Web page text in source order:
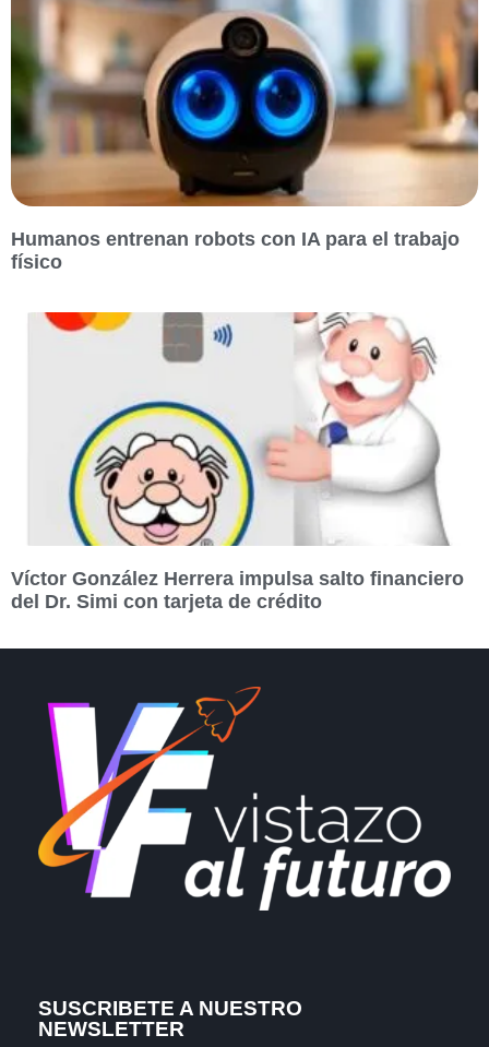
Humanos entrenan robots con IA para el trabajo
físico
Víctor González Herrera impulsa salto financiero
del Dr. Simi con tarjeta de crédito
SUSCRIBETE A NUESTRO
NEWSLETTER